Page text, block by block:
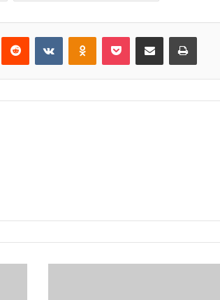
Reddit VKontakteOdnoklassniki
Pocket Share via Email Print